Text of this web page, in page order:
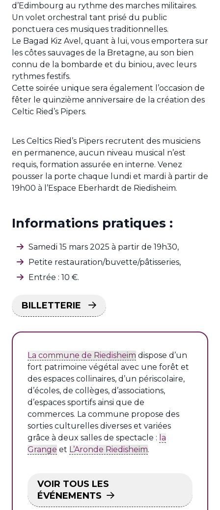
d’Edimbourg au rythme des marches militaires.
Un volet orchestral tant prisé du public
ponctuera ces musiques traditionnelles.
Le Bagad Kiz Avel, quant à lui, vous emportera sur
les côtes sauvages de la Bretagne, au son bien
connu de la bombarde et du biniou, avec leurs
rythmes festifs.
Cette soirée unique sera également l’occasion de
fêter le quinzième anniversaire de la création des
Celtic Ried’s Pipers.
Les Celtics Ried’s Pipers recrutent des musiciens
en permanence, aucun niveau musical n’est
requis, formation assurée en interne. Venez
pousser la porte chaque lundi et mardi à partir de
19h00 à l’Espace Eberhardt de Riedisheim.
Informations pratiques :
Samedi 15 mars 2025 à partir de 19h30,
Petite restauration/buvette/pâtisseries,
Entrée : 10 €.
BILLETTERIE
La commune de Riedisheim dispose d’un
fort patrimoine végétal avec une forêt et
des espaces collinaires, d’un périscolaire,
d’écoles, de collèges, d’associations,
d’espaces sportifs ainsi que de
commerces. La commune propose des
sorties culturelles diverses et variées
grâce à deux salles de spectacle : la
Grange et L’Aronde Riedisheim.
VOIR TOUS LES
ÉVÉNEMENTS